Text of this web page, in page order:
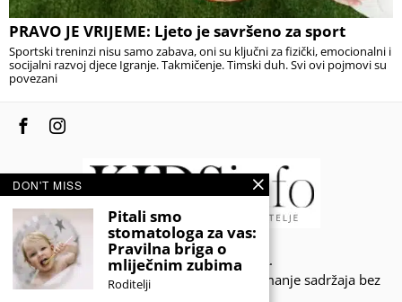
PRAVO JE VRIJEME: Ljeto je savršeno za sport
Sportski treninzi nisu samo zabava, oni su ključni za fizički, emocionalni i
socijalni razvoj djece Igranje. Takmičenje. Timski duh. Svi ovi pojmovi su
povezani
© 2020 - KIDSINFO.BA.
Sva prava zadržana. Zabranjeno preuzimanje sadržaja bez
DON'T MISS
Pitali smo
stomatologa za vas:
Pravilna briga o
mliječnim zubima
Roditelji